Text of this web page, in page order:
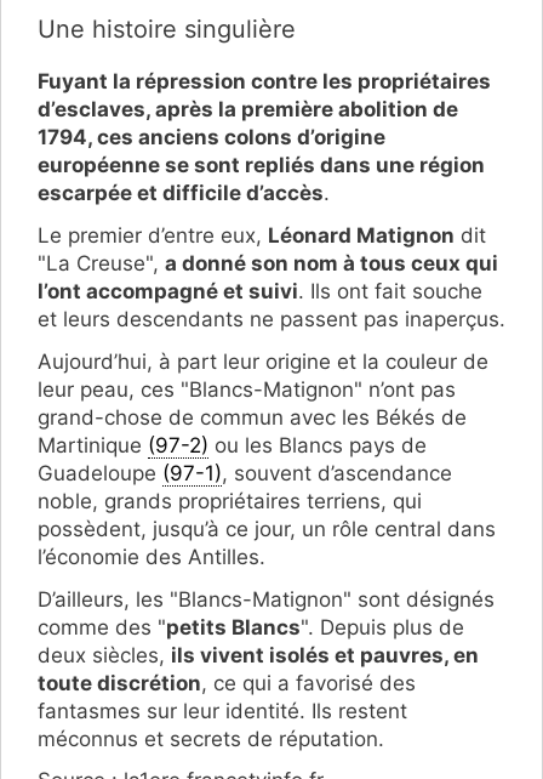
Une histoire singulière
Fuyant la répression contre les propriétaires
d’esclaves, après la première abolition de
1794, ces anciens colons d’origine
européenne se sont repliés dans une région
escarpée et difficile d’accès.
Le premier d’entre eux, Léonard Matignon dit
"La Creuse", a donné son nom à tous ceux qui
l’ont accompagné et suivi. Ils ont fait souche
et leurs descendants ne passent pas inaperçus.
Aujourd’hui, à part leur origine et la couleur de
leur peau, ces "Blancs-Matignon" n’ont pas
grand-chose de commun avec les Békés de
Martinique (97-2) ou les Blancs pays de
Guadeloupe (97-1), souvent d’ascendance
noble, grands propriétaires terriens, qui
possèdent, jusqu’à ce jour, un rôle central dans
l’économie des Antilles.
D’ailleurs, les "Blancs-Matignon" sont désignés
comme des "petits Blancs". Depuis plus de
deux siècles, ils vivent isolés et pauvres, en
toute discrétion, ce qui a favorisé des
fantasmes sur leur identité. Ils restent
méconnus et secrets de réputation.